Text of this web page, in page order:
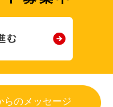
らのメッセージ